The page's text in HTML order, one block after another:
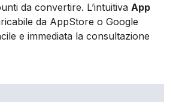
da convertire. L’intuitiva App
da AppStore o Google
e immediata la consultazione